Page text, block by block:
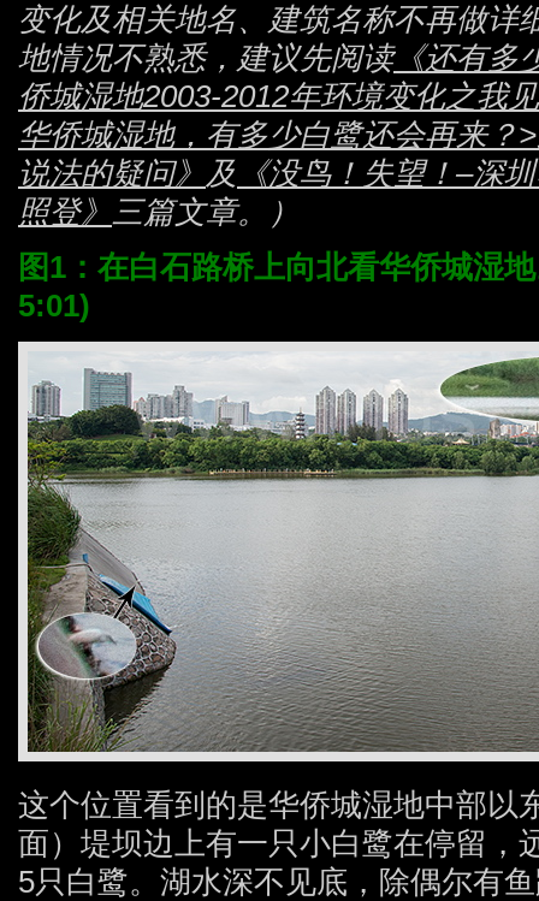
变化及相关地名、建筑名称不再做详
地情况不熟悉，建议先阅读《还有多
侨城湿地2003-2012年环境变化之我
华侨城湿地，有多少白鹭还会再来？
说法的疑问》 及 《没鸟！失望！–深
照登》 三篇文章。）
图1：在白石路桥上向北看华侨城湿
5:01)
这个位置看到的是华侨城湿地中部以
面）堤坝边上有一只小白鹭在停留，
5只白鹭。湖水深不见底，除偶尔有